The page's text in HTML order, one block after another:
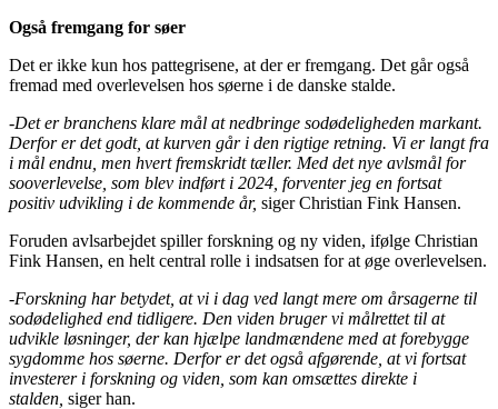
Også fremgang for søer
Det er ikke kun hos pattegrisene, at der er fremgang. Det går også
fremad med overlevelsen hos søerne i de danske stalde.
-Det er branchens klare mål at nedbringe sodødeligheden markant.
Derfor er det godt, at kurven går i den rigtige retning. Vi er langt fra
i mål endnu, men hvert fremskridt tæller. Med det nye avlsmål for
sooverlevelse, som blev indført i 2024, forventer jeg en fortsat
positiv udvikling i de kommende år, siger Christian Fink Hansen.
Foruden avlsarbejdet spiller forskning og ny viden, ifølge Christian
Fink Hansen, en helt central rolle i indsatsen for at øge overlevelsen.
-Forskning har betydet, at vi i dag ved langt mere om årsagerne til
sodødelighed end tidligere. Den viden bruger vi målrettet til at
udvikle løsninger, der kan hjælpe landmændene med at forebygge
sygdomme hos søerne. Derfor er det også afgørende, at vi fortsat
investerer i forskning og viden, som kan omsættes direkte i
stalden, siger han.